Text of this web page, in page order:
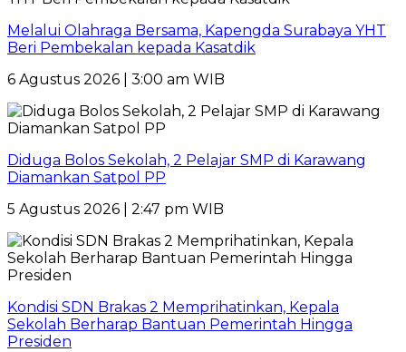
Melalui Olahraga Bersama, Kapengda Surabaya YHT
Beri Pembekalan kepada Kasatdik
6 Agustus 2026 | 3:00 am WIB
Diduga Bolos Sekolah, 2 Pelajar SMP di Karawang
Diamankan Satpol PP
5 Agustus 2026 | 2:47 pm WIB
Kondisi SDN Brakas 2 Memprihatinkan, Kepala
Sekolah Berharap Bantuan Pemerintah Hingga
Presiden